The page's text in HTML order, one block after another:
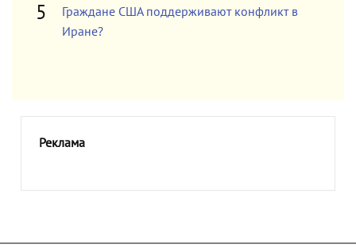
Граждане США поддерживают конфликт в
Иране?
Реклама